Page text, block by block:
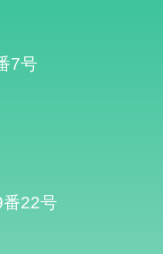
7号
22号